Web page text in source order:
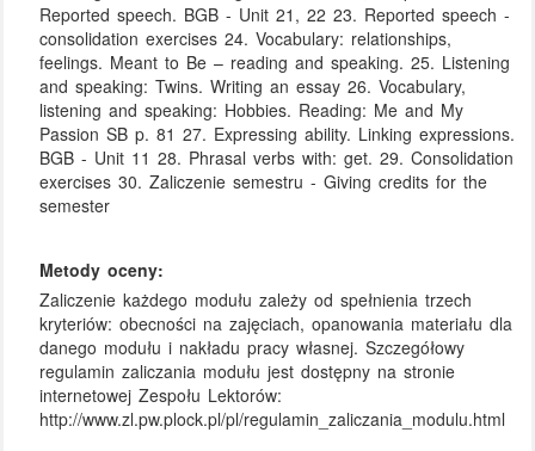
Reported speech. BGB - Unit 21, 22 23. Reported speech -
consolidation exercises 24. Vocabulary: relationships,
feelings. Meant to Be – reading and speaking. 25. Listening
and speaking: Twins. Writing an essay 26. Vocabulary,
listening and speaking: Hobbies. Reading: Me and My
Passion SB p. 81 27. Expressing ability. Linking expressions.
BGB - Unit 11 28. Phrasal verbs with: get. 29. Consolidation
exercises 30. Zaliczenie semestru - Giving credits for the
semester
Metody oceny:
Zaliczenie każdego modułu zależy od spełnienia trzech
kryteriów: obecności na zajęciach, opanowania materiału dla
danego modułu i nakładu pracy własnej. Szczegółowy
regulamin zaliczania modułu jest dostępny na stronie
internetowej Zespołu Lektorów:
http://www.zl.pw.plock.pl/pl/regulamin_zaliczania_modulu.html